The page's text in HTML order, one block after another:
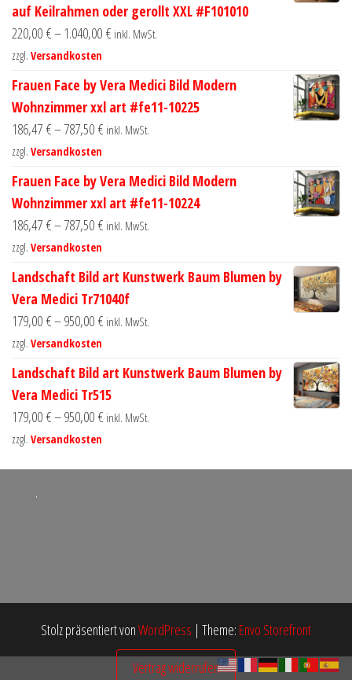
auf Keilrahmen oder gerollt XXL #F101010
220,00 €– 1.040,00 € inkl. MwSt.
zzgl. Versandkosten
Frauen Face by Vera Medici Bild Modern
Wohnzimmer xxl art #fe11-10225
186,47 €–787,50 € inkl. MwSt.
zzgl. Versandkosten
Frauen Face by Vera Medici Bild Modern
Wohnzimmer xxl art #fe11-10224
186,47 €–787,50 € inkl. MwSt.
zzgl. Versandkosten
Landschaft Bild art Kunstwerk Baum Blumen by
Vera Medici Tr71040f
179,00 €–950,00 € inkl. MwSt.
zzgl. Versandkosten
Landschaft Bild art Kunstwerk Baum Blumen by
Vera Medici Tr515
179,00 €–950,00 € inkl. MwSt.
zzgl. Versandkosten
.
Stolz präsentiert vonWordPress | Theme: Envo Storefront
Vertrag widerrufen